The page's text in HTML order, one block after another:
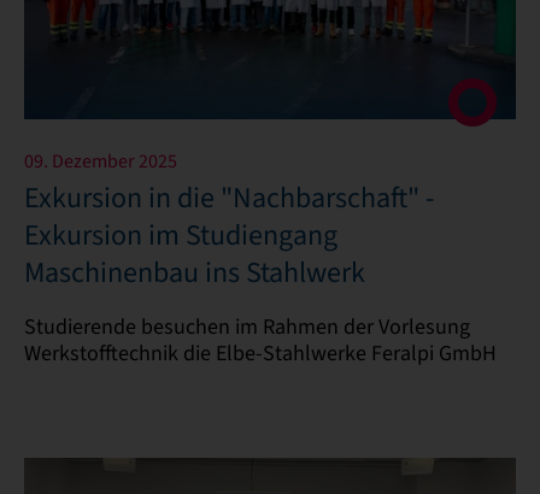
09. Dezember 2025
Exkursion in die "Nachbarschaft" -
Exkursion im Studiengang
Maschinenbau ins Stahlwerk
Studierende besuchen im Rahmen der Vorlesung
Werkstofftechnik die Elbe-Stahlwerke Feralpi GmbH